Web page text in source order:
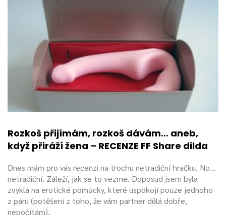
Rozkoš přijímám, rozkoš dávám… aneb,
když přiráží žena – RECENZE FF Share dilda
Dnes mám pro vás recenzi na trochu netradiční hračku. No…
netradiční. Záleží, jak se to vezme. Doposud jsem byla
zvyklá na erotické pomůcky, které uspokojí pouze jednoho
z páru (potěšení z toho, že vám partner dělá dobře,
nepočítám).